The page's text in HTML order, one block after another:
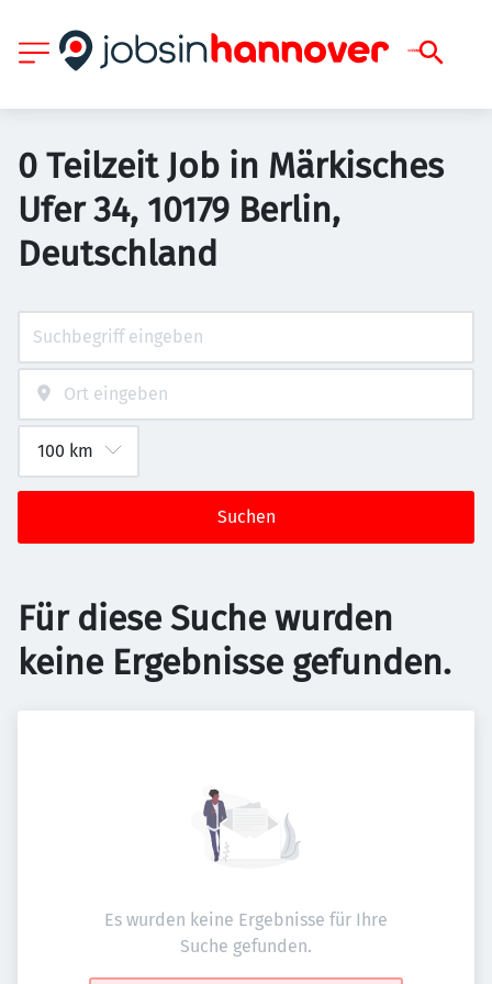
0 Teilzeit Job in Märkisches
Ufer 34, 10179 Berlin,
Deutschland
Suchen
Für diese Suche wurden
keine Ergebnisse gefunden.
Es wurden keine Ergebnisse für Ihre
Suche gefunden.